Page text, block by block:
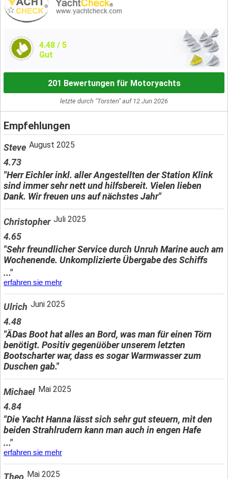
4.48 / 5
Gut
201 Bewertungen für Motoryachts
letzte durch "Torsten" auf 12 Jun 2026
Empfehlungen
Steve August 2025
4.73
"Herr Eichler inkl. aller Angestellten der Station Klink
sind immer sehr nett und hilfsbereit. Vielen lieben
Dank. Wir freuen uns auf nächstes Jahr"
Christopher Juli 2025
4.65
"Sehr freundlicher Service durch Unruh Marine auch am
Wochenende. Unkomplizierte Übergabe des Schiffs
..."
erfahren sie mehr
Ulrich Juni 2025
4.48
"ÄDas Boot hat alles an Bord, was man für einen Törn
benötigt. Positiv gegenüöber unserem letzten
Bootscharter war, dass es sogar Warmwasser zum
Duschen gab."
Michael Mai 2025
4.84
"Die Yacht Hanna lässt sich sehr gut steuern, mit den
beiden Strahlrudern kann man auch in engen Hafe
..."
erfahren sie mehr
Theo Mai 2025